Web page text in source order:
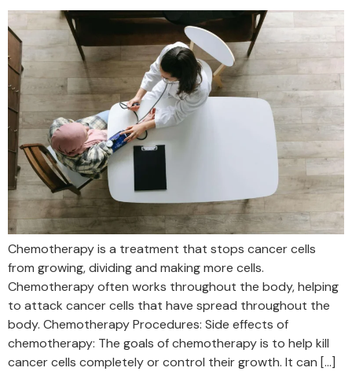
Chemotherapy is a treatment that stops cancer cells
from growing, dividing and making more cells.
Chemotherapy often works throughout the body, helping
to attack cancer cells that have spread throughout the
body. Chemotherapy Procedures: Side effects of
chemotherapy: The goals of chemotherapy is to help kill
cancer cells completely or control their growth. It can […]